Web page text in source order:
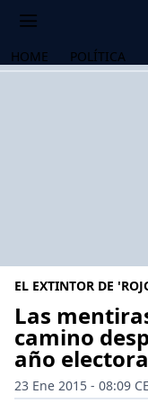
HOME POLÍTICA
EL EXTINTOR DE
Las
camino
año
23 Ene 2015 - 08:09